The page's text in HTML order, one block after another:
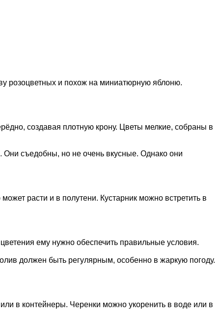
розоцветных и похож на миниатюрную яблоню.
создавая плотную крону. Цветы мелкие, собраны в
съедобны, но не очень вкусные. Однако они
расти и в полутени. Кустарник можно встретить в
ему нужно обеспечить правильные условия.
должен быть регулярным, особенно в жаркую погоду.
в контейнеры. Черенки можно укоренить в воде или в